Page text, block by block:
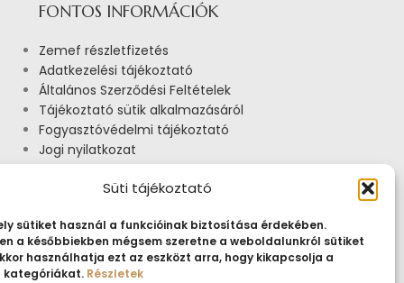
Süti tájékoztató
sütiket használ a funkcióinak biztosítása érdekében.
a későbbiekben mégsem szeretne a weboldalunkról sütiket
használhatja ezt az eszközt arra, hogy kikapcsolja a
Részletek
FONTOS INFORMÁCIÓK
Zemef részletfizetés
Adatkezelési tájékoztató
Általános Szerződési Feltételek
Tájékoztató sütik alkalmazásáról
Fogyasztóvédelmi tájékoztató
Jogi nyilatkozat
Impresszum
Pályázatok